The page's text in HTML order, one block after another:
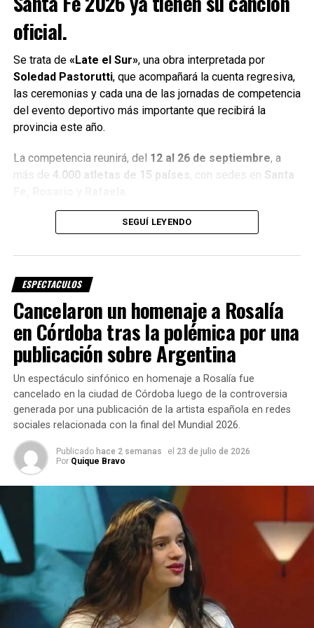
Silvina Luna» y será estrenado porNetflixdurante 2027
Silvina Luna y contará con testimonios de personas de su
entorno, además de material íntimo y recreaciones
destinadas a reconstruir distintos momentos de su
historia.
oficial.
Se trata de «Late el Sur», una obra interpretada por
Soledad Pastorutti, que acompañará la cuenta regresiva,
las ceremonias y cada una de las jornadas de competencia
del evento deportivo más importante que recibirá la
provincia este año.
La competencia reunirá, del 12 al 26 de septiembre, a
más de 4.000 atletas de 15 países , con sedes en Santa
Una canción creada para
representar el espíritu de los
Juegos
«Late el Sur» fue compuesta por Soledad Pastorutti ,
Marcela Moreloy Claudia Brant, tres reconocidas
artistas argentinas que trabajaron juntas para reflejar el
esfuerzo, la pasión y el orgullo de representar a un país.
La producción musical estuvo a cargo deRodolfo Lugo,
productor con trayectoria internacional que ha trabajado
junto a artistas comoMercedes Sosa, Juanes, David
Bisbal, Camilo, María Becerra y Lali
«Esta tierra te vuelve invencible»
Soledad contó que la propuesta llegó mientras compartía
jornadas de composición junto a Morelo y Brant.
«Cuando recibí la
propuesta nos estábamos
juntando a componer sin
SEGUÍ LEYENDO
ESPECTACULOS
Cancelaron un homenaje a Rosalía
en Córdoba tras la polémica por una
publicación sobre Argentina
Un espectáculo sinfónico en homenaje a Rosalía fue
cancelado en la ciudad de Córdoba luego de la controversia
generada por una publicación de la artista española en redes
sociales relacionada con la final del Mundial 2026.
Publicado hace 2 semanas el 23 de julio de 2026
Por Quique Bravo